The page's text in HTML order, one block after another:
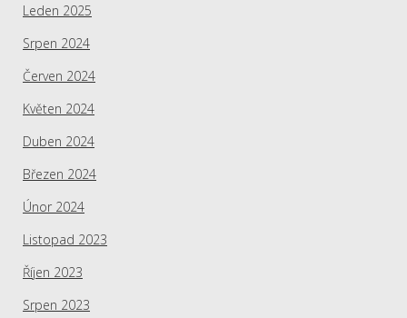
Leden 2025
Srpen 2024
Červen 2024
Květen 2024
Duben 2024
Březen 2024
Únor 2024
Listopad 2023
Říjen 2023
Srpen 2023